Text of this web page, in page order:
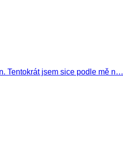
Tentokrát jsem sice podle mě n…